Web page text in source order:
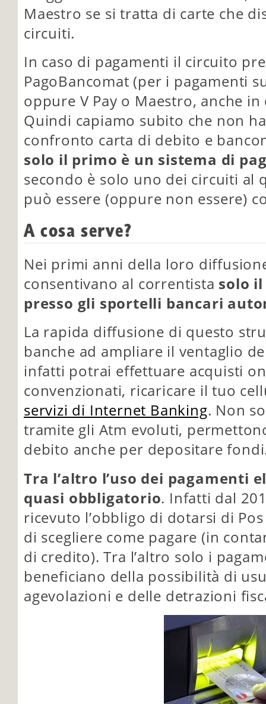
Maestro se si tratta di carte che
circuiti.
In caso di pagamenti il circuito
PagoBancomat (per i pagamenti
oppure V Pay o Maestro, anche
Quindi capiamo subito che non
confronto carta di debito e
solo il primo è un sistema di
secondo è solo uno dei circuiti al
può essere (oppure non essere)
A cosa serve?
Nei primi anni della loro
consentivano al correntista solo
presso gli sportelli bancari
La rapida diffusione di questo
banche ad ampliare il ventaglio
infatti potrai effettuare acquisti
convenzionati, ricaricare il tuo
servizi di Internet Banking. Non
tramite gli Atm evoluti,
debito anche per depositare
Tra l’altro l’uso dei pagamenti
quasi obbligatorio. Infatti dal
ricevuto l’obbligo di dotarsi di
di scegliere come pagare (in
di credito). Tra l’altro solo i
beneficiano della possibilità di
agevolazioni e delle detrazioni